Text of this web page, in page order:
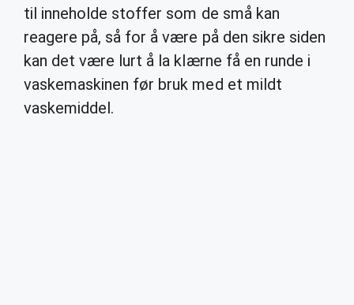
til inneholde stoffer som de små kan
reagere på, så for å være på den sikre siden
kan det være lurt å la klærne få en runde i
vaskemaskinen før bruk med et mildt
vaskemiddel.